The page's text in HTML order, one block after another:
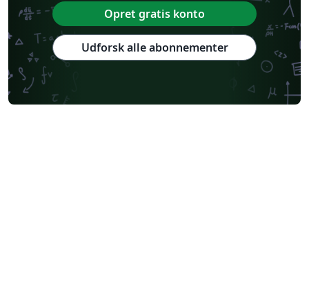
Opret gratis konto
Udforsk alle abonnementer